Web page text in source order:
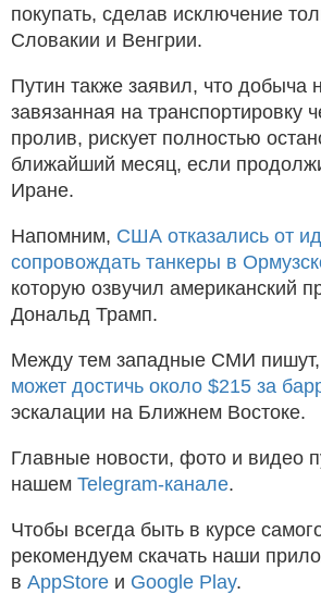
покупать, сделав исключение
Словакии и Венгрии.
Путин также заявил, что добыча
завязанная на транспортировку
пролив, рискует полностью
ближайший месяц, если
Иране.
Напомним, США отказались от
сопровождать танкеры в
которую озвучил американский
Дональд Трамп.
Между тем западные СМИ пишут,
может достичь около $215 за
эскалации на Ближнем Востоке.
Главные новости, фото и видео
нашем Telegram-канале.
Чтобы всегда быть в курсе
рекомендуем скачать наши
в AppStore и Google Play.